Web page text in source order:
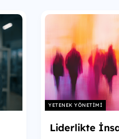
YETENEK YÖNETIMI
Liderlikte